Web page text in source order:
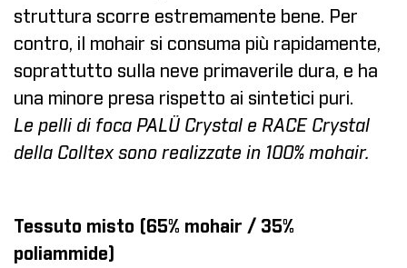
struttura scorre estremamente bene. Per
contro, il mohair si consuma più rapidamente,
soprattutto sulla neve primaverile dura, e ha
una minore presa rispetto ai sintetici puri.
Le pelli di foca PALÜ Crystal e RACE Crystal
della Colltex sono realizzate in 100% mohair.
Tessuto misto (65% mohair / 35%
poliammide)